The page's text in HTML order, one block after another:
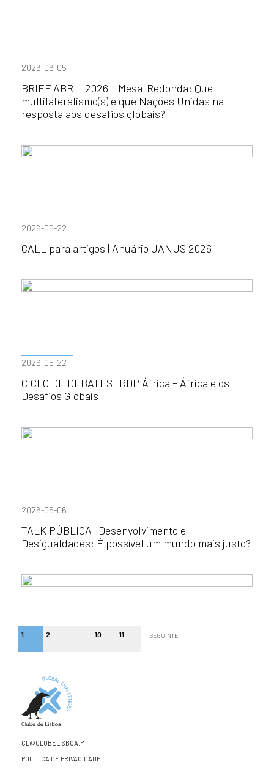
2026-06-05
BRIEF ABRIL 2026 – Mesa-Redonda: Que
multilateralismo(s) e que Nações Unidas na
resposta aos desafios globais?
2026-05-22
CALL para artigos | Anuário JANUS 2026
2026-05-22
CICLO DE DEBATES | RDP África – África e os
Desafios Globais
2026-05-06
TALK PÚBLICA | Desenvolvimento e
Desigualdades: É possível um mundo mais justo?
1 2 10 11 SEGUINTE
CL@CLUBELISBOA.PT
POLÍTICA DE PRIVACIDADE